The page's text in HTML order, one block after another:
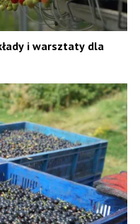
i warsztaty dla